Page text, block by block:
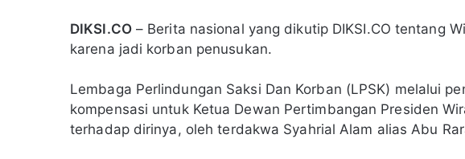
DIKSI.CO– Berita nasional yang dikutip DIKSI.CO tentang
karena jadi korban penusukan.
Lembaga Perlindungan Saksi Dan Korban (LPSK) melalui
kompensasi untuk Ketua Dewan Pertimbangan Presiden
terhadap dirinya, oleh terdakwa Syahrial Alam alias Abu